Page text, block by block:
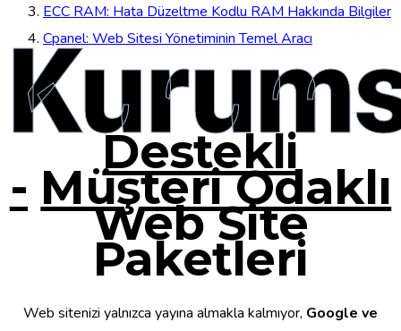
ECC RAM: Hata Düzeltme Kodlu RAM Hakkında Bilgiler
Cpanel: Web Sitesi Yönetiminin Temel Aracı
Destekli
- Müşteri Odaklı
Web Site
Paketleri
Web sitenizi yalnızca yayına almakla kalmıyor, Google ve